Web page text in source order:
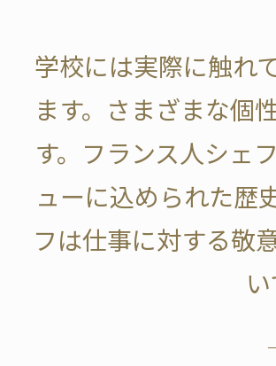
学校には実際に触れ
ます。さまざまな個
す。フランス人シェ
ューに込められた歴
フは仕事に対する敬